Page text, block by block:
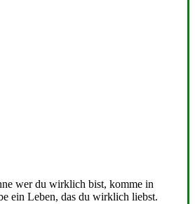
wer du wirklich bist, komme in
ein Leben, das du wirklich liebst.